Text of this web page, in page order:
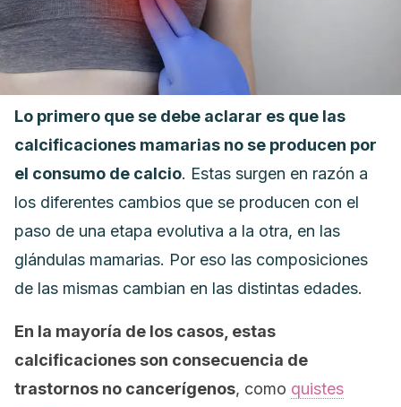
Lo primero que se debe aclarar es que las
calcificaciones mamarias no se producen por
el consumo de calcio. Estas surgen en razón a
los diferentes cambios que se producen con el
paso de una etapa evolutiva a la otra, en las
glándulas mamarias. Por eso las composiciones
de las mismas cambian en las distintas edades.
En la mayoría de los casos, estas
calcificaciones son consecuencia de
trastornos no cancerígenos, como quistes